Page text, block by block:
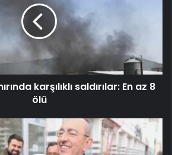
karşılıklı saldırılar: En az 8
ölü